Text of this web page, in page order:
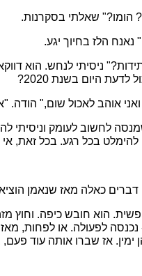
הומו?" שאלתי בסקרנות.
הלז בחיוך יגע.
ניסיתי לנחש. הוא
היום בשנת 2020?
אוהב לאכול שום,"
לחשוב לעומק וניסיתי
להימלט בכל רגע. בכל זאת,
כאלה מאז שנאמן
הוא חובש כיפה.
לפעולה. או לפחות,
ימין. אז שברו אותה עוד